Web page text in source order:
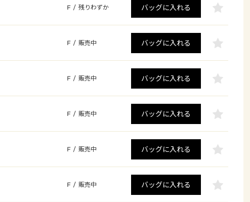
F / 残りわずか バッグに入れる
F / 販売中 バッグに入れる
F / 販売中 バッグに入れる
F / 販売中 バッグに入れる
F / 販売中 バッグに入れる
F / 販売中 バッグに入れる